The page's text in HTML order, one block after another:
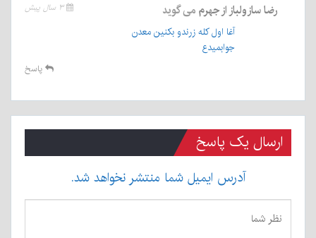
رضا سازولباز از جهرم می گوید ۳ سال پیش
آغا اول کله زرندو بکنین معدن
جوابمیدع
پاسخ
ارسال یک پاسخ
آدرس ایمیل شما منتشر نخواهد شد.